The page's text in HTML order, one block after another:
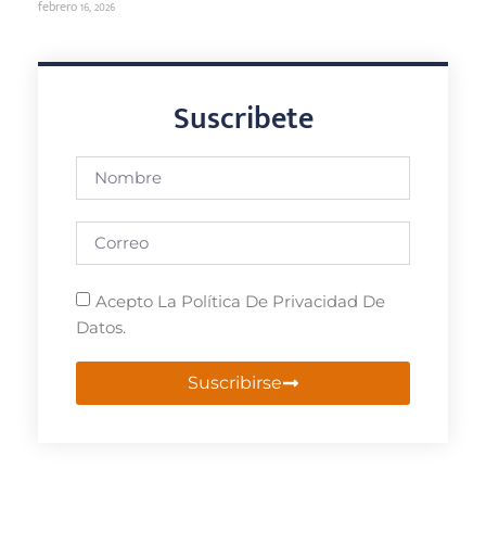
febrero 16, 2026
Suscribete
Acepto La Política De Privacidad De
Datos.
Suscribirse